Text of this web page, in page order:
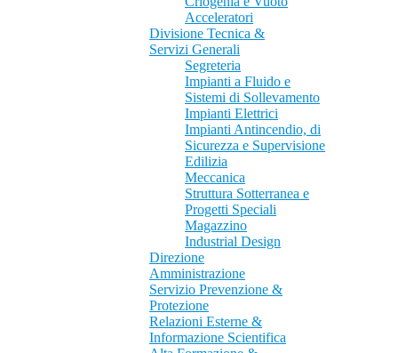
Acceleratori
Divisione Tecnica &
Servizi Generali
Segreteria
Impianti a Fluido e
Sistemi di Sollevamento
Impianti Elettrici
Impianti Antincendio, di
Sicurezza e Supervisione
Edilizia
Meccanica
Struttura Sotterranea e
Progetti Speciali
Magazzino
Industrial Design
Direzione
Amministrazione
Servizio Prevenzione &
Protezione
Relazioni Esterne &
Informazione Scientifica